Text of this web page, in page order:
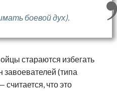
боевой дух).
стараются избегать
завоевателей (типа
что это